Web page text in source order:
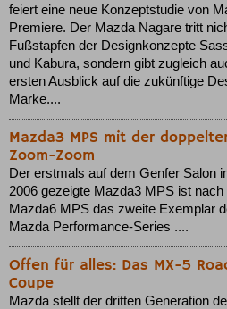
feiert eine neue Konzeptstudie von
Premiere. Der Mazda Nagare tritt
Fußstapfen der Designkonzepte
und Kabura, sondern gibt zugleich
ersten Ausblick auf die zukünftige
Marke....
Mazda3 MPS mit der
Zoom-Zoom
Der erstmals auf dem Genfer Salon
2006 gezeigte Mazda3 MPS ist nach
Mazda6 MPS das zweite Exemplar
Mazda Performance-Series ....
Offen für alles: Das MX-5
Coupe
Mazda stellt der dritten Generation